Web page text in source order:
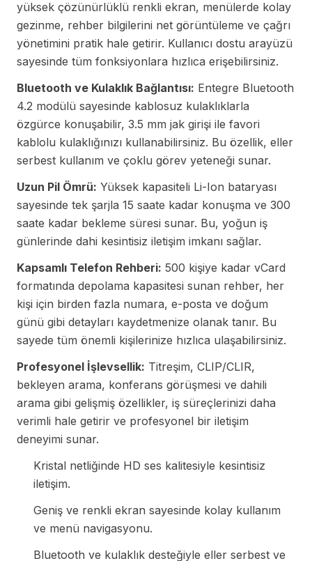
yüksek çözünürlüklü renkli ekran, menülerde kolay
gezinme, rehber bilgilerini net görüntüleme ve çağrı
yönetimini pratik hale getirir. Kullanıcı dostu arayüzü
sayesinde tüm fonksiyonlara hızlıca erişebilirsiniz.
Bluetooth ve Kulaklık Bağlantısı: Entegre Bluetooth
4.2 modülü sayesinde kablosuz kulaklıklarla
özgürce konuşabilir, 3.5 mm jak girişi ile favori
kablolu kulaklığınızı kullanabilirsiniz. Bu özellik, eller
serbest kullanım ve çoklu görev yeteneği sunar.
Uzun Pil Ömrü: Yüksek kapasiteli Li-Ion bataryası
sayesinde tek şarjla 15 saate kadar konuşma ve 300
saate kadar bekleme süresi sunar. Bu, yoğun iş
günlerinde dahi kesintisiz iletişim imkanı sağlar.
Kapsamlı Telefon Rehberi: 500 kişiye kadar vCard
formatında depolama kapasitesi sunan rehber, her
kişi için birden fazla numara, e-posta ve doğum
günü gibi detayları kaydetmenize olanak tanır. Bu
sayede tüm önemli kişilerinize hızlıca ulaşabilirsiniz.
Profesyonel İşlevsellik: Titreşim, CLIP/CLIR,
bekleyen arama, konferans görüşmesi ve dahili
arama gibi gelişmiş özellikler, iş süreçlerinizi daha
verimli hale getirir ve profesyonel bir iletişim
deneyimi sunar.
Kristal netliğinde HD ses kalitesiyle kesintisiz
iletişim.
Geniş ve renkli ekran sayesinde kolay kullanım
ve menü navigasyonu.
Bluetooth ve kulaklık desteğiyle eller serbest ve